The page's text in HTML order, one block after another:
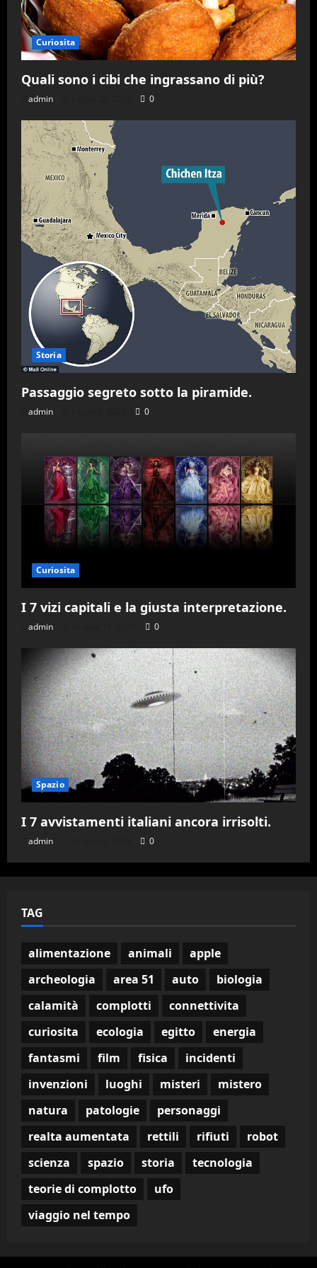
Curiosita
Quali sono i cibi che ingrassano di più?
admin 0
Storia
Passaggio segreto sotto la piramide.
admin 0
Curiosita
I 7 vizi capitali e la giusta interpretazione.
admin 0
Spazio
I 7 avvistamenti italiani ancora irrisolti.
admin 0
TAG
alimentazione animali
apple
archeologia
area 51 auto
biologia
calamità
complotti
connettivita
curiosita
ecologia egitto
energia
fantasmi
film fisica
incidenti
invenzioni
luoghi misteri
mistero
natura
patologie
personaggi
realta aumentata
rettili rifiuti
robot
scienza
spazio storia
tecnologia
teorie di complotto
ufo
viaggio nel tempo